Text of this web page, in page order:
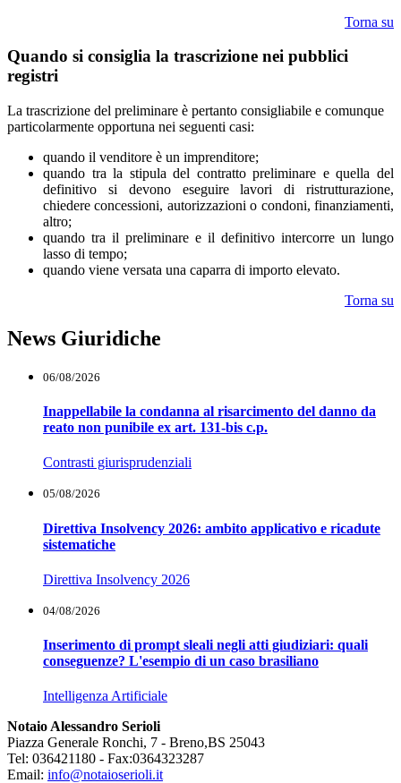
Torna su
Quando si consiglia la trascrizione nei pubblici
registri
La trascrizione del preliminare è pertanto consigliabile e comunque
particolarmente opportuna nei seguenti casi:
quando il venditore è un imprenditore;
quando tra la stipula del contratto preliminare e quella del
definitivo si devono eseguire lavori di ristrutturazione,
chiedere concessioni, autorizzazioni o condoni, finanziamenti,
altro;
quando tra il preliminare e il definitivo intercorre un lungo
lasso di tempo;
quando viene versata una caparra di importo elevato.
Torna su
News Giuridiche
06/08/2026
Inappellabile la condanna al risarcimento del danno da
reato non punibile ex art. 131-bis c.p.
Contrasti giurisprudenziali
05/08/2026
Direttiva Insolvency 2026: ambito applicativo e ricadute
sistematiche
Direttiva Insolvency 2026
04/08/2026
Inserimento di prompt sleali negli atti giudiziari: quali
conseguenze? L'esempio di un caso brasiliano
Intelligenza Artificiale
Notaio Alessandro Serioli
Piazza Generale Ronchi, 7 - Breno,BS 25043
Tel: 036421180 - Fax:0364323287
Email: info@notaioserioli.it